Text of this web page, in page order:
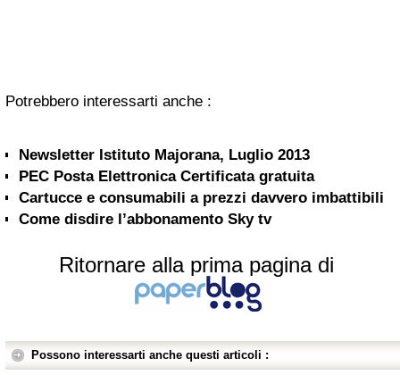
Potrebbero interessarti anche :
Newsletter Istituto Majorana, Luglio 2013
PEC Posta Elettronica Certificata gratuita
Cartucce e consumabili a prezzi davvero imbattibili
Come disdire l’abbonamento Sky tv
Ritornare alla prima pagina di
Possono interessarti anche questi articoli :